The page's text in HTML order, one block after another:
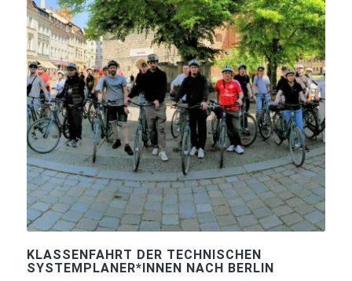
KLASSENFAHRT DER TECHNISCHEN
SYSTEMPLANER*INNEN NACH BERLIN